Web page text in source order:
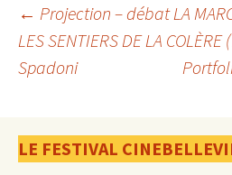
Navigation
des
articles
← Projection – débat LA
LES SENTIERS DE LA
Spadoni
LE FESTIVAL